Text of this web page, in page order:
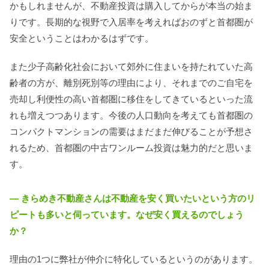
かもしれませんが、不動産投資は購入してからが本当の始ま
りです。長期的な視野で入居率を考えればおのずと首都圏が
安全ということはわかるはずです。
また少子高齢化社会において郊外に住まいを持たれていた高
齢者の方が、離別死別等の理由により、それまでのご自宅を
売却し利便性の高い首都圏に移住をしてきているといった流
れも増えつつあります。今後の人口動向を考えても首都圏の
コンパクトマンションの需要はまだまだ伸びることが予想さ
れるため、首都圏の中古ワンルーム投資は魅力的だと思いま
す。
― きらめき不動産さんは不動産を安く買いたいという方のリ
ピートも多いと伺っています。なぜ安く買えるのでしょう
か？
理由の1つに弊社が仲介に特化しているというのがあります。